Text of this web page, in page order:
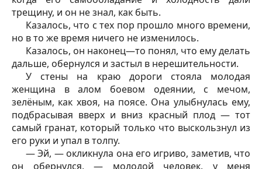
трещину, и он не знал, как быть.
Казалось, что с тех пор прошло много времени,
но в то же время ничего не изменилось.
Казалось, он наконец—то понял, что ему делать
дальше, обернулся и застыл в нерешительности.
У стены на краю дороги стояла молодая
женщина в алом боевом одеянии, с мечом,
зелёным, как хвоя, на поясе. Она улыбнулась ему,
подбрасывая вверх и вниз красный плод — тот
самый гранат, который только что выскользнул из
его руки и упал в толпу.
— Эй, — окликнула она его игриво, заметив, что
он обернулся, — молодой человек, у меня